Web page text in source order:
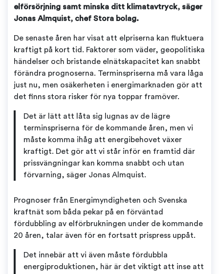
elförsörjning samt minska ditt klimatavtryck, säger
Jonas Almquist, chef Stora bolag.
De senaste åren har visat att elpriserna kan fluktuera
kraftigt på kort tid. Faktorer som väder, geopolitiska
händelser och bristande elnätskapacitet kan snabbt
förändra prognoserna. Terminspriserna må vara låga
just nu, men osäkerheten i energimarknaden gör att
det finns stora risker för nya toppar framöver.
Det är lätt att låta sig lugnas av de lägre
terminspriserna för de kommande åren, men vi
måste komma ihåg att energibehovet växer
kraftigt. Det gör att vi står inför en framtid där
prissvängningar kan komma snabbt och utan
förvarning, säger Jonas Almquist.
Prognoser från Energimyndigheten och Svenska
kraftnät som båda pekar på en förväntad
fördubbling av elförbrukningen under de kommande
20 åren, talar även för en fortsatt prispress uppåt.
Det innebär att vi även måste fördubbla
energiproduktionen, här är det viktigt att inse att